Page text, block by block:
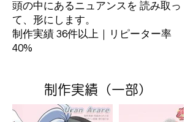
頭の中にあるニュアンスを 読み取っ
て、形にします。
制作実績 36件以上｜リピーター率
40%
制作実績（一部）